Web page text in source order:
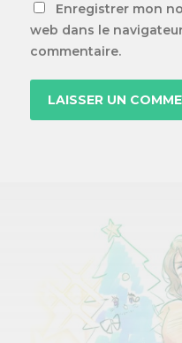
Enregistrer mon
web dans le
commentaire.